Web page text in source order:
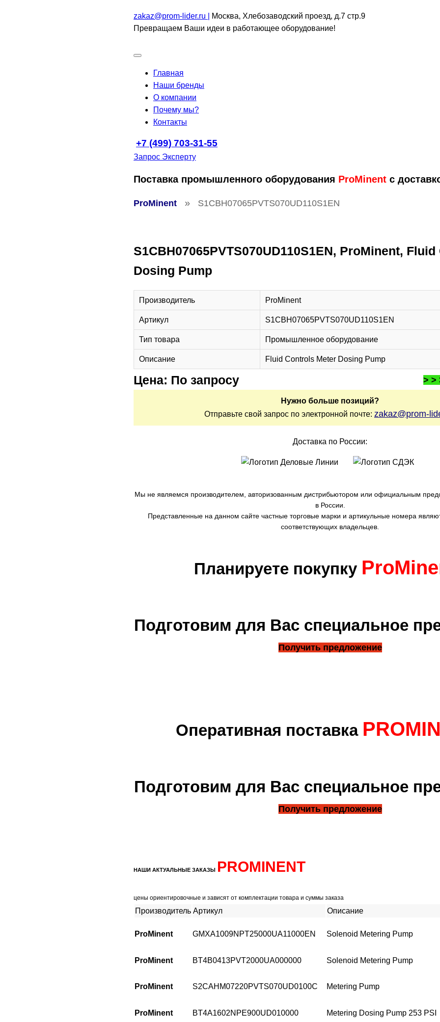
zakaz@prom-lider.ru |
Москва, Хлебозаводский проезд, д.7 стр.9
Превращаем Ваши идеи в работающее оборудование!
Главная
Наши бренды
О компании
Почему мы?
Контакты
+7 (499) 703-31-55
Запрос Эксперту
Поставка промышленного оборудования ProMinent с
ProMinent » S1CBH07065PVTS070UD110S1EN
S1CBH07065PVTS070UD110S1EN, ProMinent,
Dosing Pump
Производитель ProMinent
Артикул S1CBH07065PVTS070UD110S1EN
Тип товара Промышленное оборудование
Описание Fluid Controls Meter Dosing Pump
Цена: По запросу > >
Нужно больше позиций?
Отправьте свой запрос по электронной почте: zakaz@prom-
Доставка по России:
Мы не являемся производителем, авторизованным дистрибьютором или официальным
в России.
Представленные на данном сайте частные торговые марки и артикульные номера
соответствующих владельцев.
Планируете покупку
Подготовим для Вас специальное
Получить предложение
Оперативная поставка
Подготовим для Вас специальное
Получить предложение
НАШИ АКТУАЛЬНЫЕ ЗАКАЗЫ PROMINENT
цены ориентировочные и зависят от комплектации товара и суммы заказа
Производитель Артикул Описание
ProMinent GMXA1009NPT25000UA11000EN Solenoid Metering Pump
ProMinent BT4B0413PVT2000UA000000 Solenoid Metering Pump
ProMinent S2CAHM07220PVTS070UD0100C Metering Pump
ProMinent BT4A1602NPE900UD010000 Metering Dosing Pump 253 PSI